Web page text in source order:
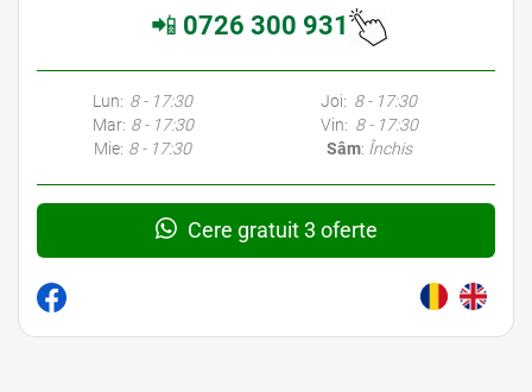
📲 0726 300 931
Lun: 8 - 17:30
Mar: 8 - 17:30
Mie: 8 - 17:30
Joi: 8 - 17:30
Vin: 8 - 17:30
Sâm: Închis
Cere gratuit 3 oferte